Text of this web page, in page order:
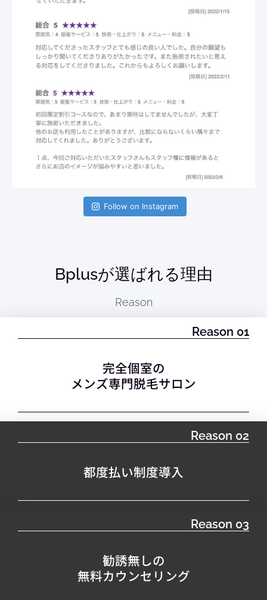
Follow on Instagram
Bplusが選ばれる理由
Reason
Reason 01
完全個室の
メンズ専門脱毛サロン
Reason 02
都度払い制度導入
Reason 03
勧誘無しの
無料カウンセリング